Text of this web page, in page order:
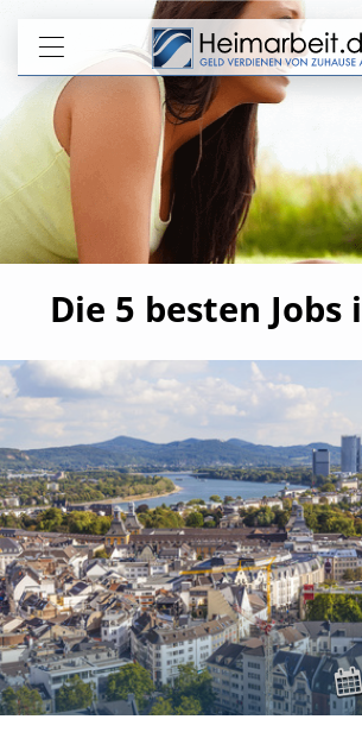
Die 5 besten Jobs